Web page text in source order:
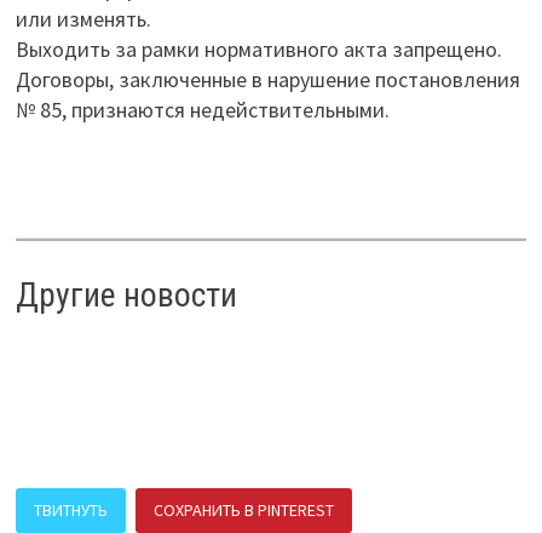
или изменять.
Выходить за рамки нормативного акта запрещено.
Договоры, заключенные в нарушение постановления
№ 85, признаются недействительными.
Другие новости
ТВИТНУТЬ СОХРАНИТЬ В PINTEREST